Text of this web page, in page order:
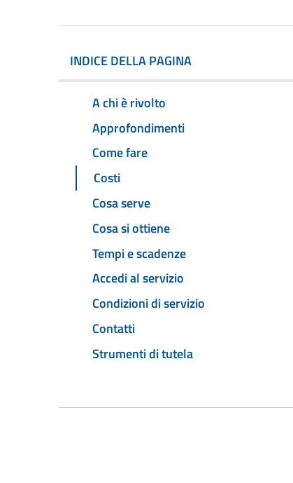
INDICE DELLA PAGINA
A chi è rivolto
Approfondimenti
Come fare
Costi
Cosa serve
Cosa si ottiene
Tempi e scadenze
Accedi al servizio
Condizioni di servizio
Contatti
Strumenti di tutela